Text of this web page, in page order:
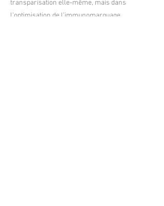
transparisation elle-même, mais dans
l’optimisation de l’immunomarquage,